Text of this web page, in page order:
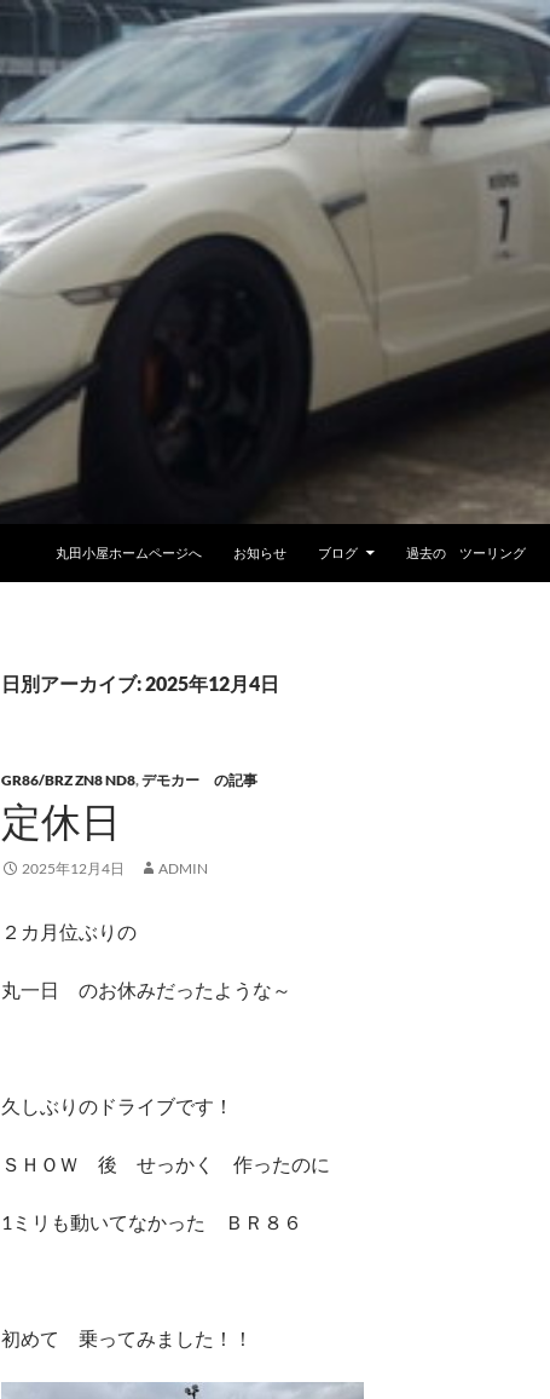
丸田小屋ホームページへ お知らせ ブログ 過去の ツーリング
日別アーカイブ: 2025年12月4日
GR86/BRZ ZN8 ND8,デモカー の記事
定休日
2025年12月4日 ADMIN
２カ月位ぶりの
丸一日 のお休みだったような～
久しぶりのドライブです！
ＳＨＯＷ 後 せっかく 作ったのに
1ミリも動いてなかった ＢＲ８６
初めて 乗ってみました！！